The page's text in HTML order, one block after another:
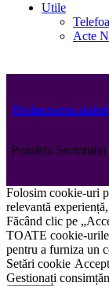
Utile
Acte
Prelucrarea
Primăria
Folosim cookie-uri
relevantă
Făcând clic pe
TOATE cookie-
pentru a furniza un
Setări cookie
Gestionați